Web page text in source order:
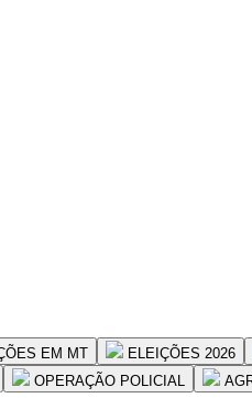
EM MT ELEIÇÕES 2026
OPERAÇÃO POLICIAL